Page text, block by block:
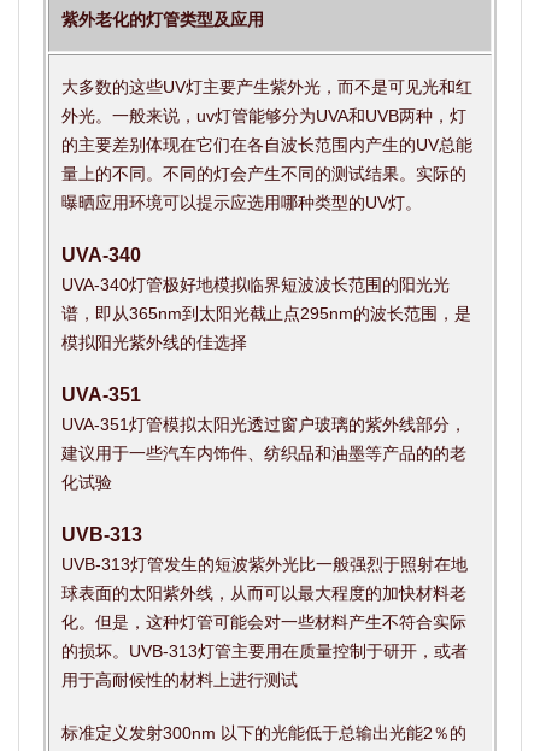
紫外老化的灯管类型及应用
大多数的这些UV灯主要产生紫外光，而不是可见光和红
外光。一般来说，uv灯管能够分为UVA和UVB两种，灯
的主要差别体现在它们在各自波长范围内产生的UV总能
量上的不同。不同的灯会产生不同的测试结果。实际的
曝晒应用环境可以提示应选用哪种类型的UV灯。
UVA-340
UVA-340灯管极好地模拟临界短波波长范围的阳光光
谱，即从365nm到太阳光截止点295nm的波长范围，是
模拟阳光紫外线的佳选择
UVA-351
UVA-351灯管模拟太阳光透过窗户玻璃的紫外线部分，
建议用于一些汽车内饰件、纺织品和油墨等产品的的老
化试验
UVB-313
UVB-313灯管发生的短波紫外光比一般强烈于照射在地
球表面的太阳紫外线，从而可以最大程度的加快材料老
化。但是，这种灯管可能会对一些材料产生不符合实际
的损坏。UVB-313灯管主要用在质量控制于研开，或者
用于高耐候性的材料上进行测试
标准定义发射300nm 以下的光能低于总输出光能2％的